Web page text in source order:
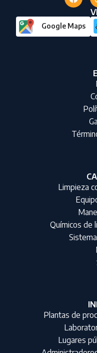
Google Maps
Limpieza
Químicos de
Plantas de
Lugares